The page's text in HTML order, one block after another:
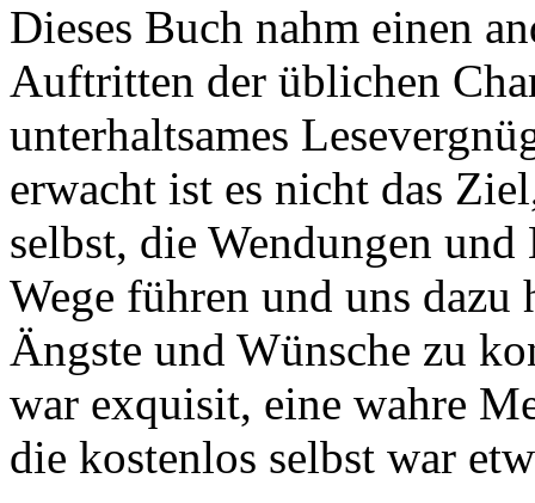
Dieses Buch nahm einen
Auftritten der üblichen
unterhaltsames
erwacht ist es nicht das
selbst, die Wendungen
Wege führen und uns dazu
Ängste und Wünsche zu
war exquisit, eine wahre
die kostenlos selbst war